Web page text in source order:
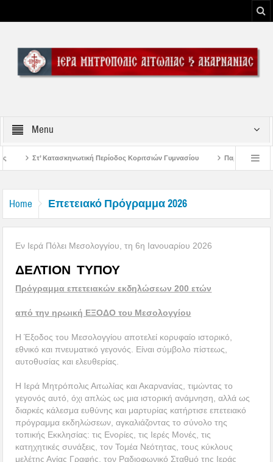
Menu
Περίοδος Κοριτσιών Γυμνασίου Παρακλήσεις πρώτης εβδομάδος
Home Επετειακό Πρόγραμμα 2026
Εν Ιερά Πόλει Μεσολογγίου, τη 6η Ιανουαρίου 2026
ΔΕΛΤΙΟΝ ΤΥΠΟΥ
Πρόγραμμα επετειακών εκδηλώσεων 200 ετών
από την ηρωική ΕΞΟΔΟ του Μεσολογγίου
Η Έξοδος του Μεσολογγίου αποτελεί κορυφαίο ιστορικό,
εθνικό και πνευματικό γεγονός. Είναι σύμβολο πίστεως,
αυτοθυσίας και ελευθερίας.
Η Ιερά Μητρόπολις Αιτωλίας και Ακαρνανίας, τιμώντας το
γεγονός αυτό, όχι απλώς ως μια ιστορική ανάμνηση, αλλά ως
διαρκές κάλεσμα ευθύνης και μαρτυρίας κατήρτισε επετειακό
πρόγραμμα εκδηλώσεων, αγκαλιάζοντας το σύνολο της
τοπικής Εκκλησίας: τις Ενορίες, τις Ιερές Μονές, τις
κατηχητικές συνάξεις, τον Τομέα Νεότητας, τους κύκλους
μελέτης Αγίας Γραφής, τον Ραδιοφωνικό Σταθμό της Ιεράς